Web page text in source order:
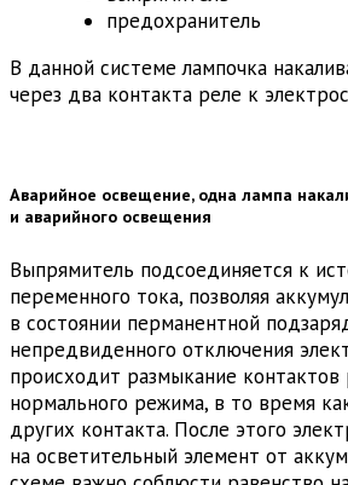
предохранитель
В данной системе лампочка
через два контакта реле к
Аварийное освещение, одна лампа
и аварийного освещения
Выпрямитель подсоединяется к
переменного тока, позволяя
в состоянии перманентной
непредвиденного отключения
происходит размыкание контактов
нормального режима, в то время
других контакта. После этого
на осветительный элемент от